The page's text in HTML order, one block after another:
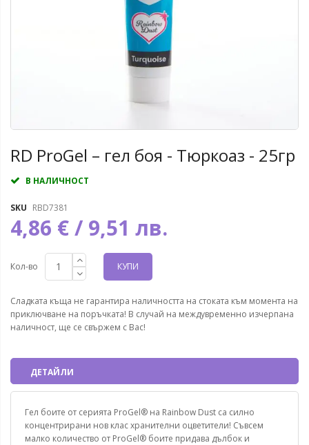
RD ProGel – гел боя - Тюркоаз - 25гр
В НАЛИЧНОСТ
SKU RBD7381
4,86 € / 9,51 лв.
Кол-во КУПИ
Сладката къща не гарантира наличността на стоката към момента на
приключване на поръчката! В случай на междувременно изчерпана
наличност, ще се свържем с Вас!
ДЕТАЙЛИ
Гел боите от серията ProGel® на Rainbow Dust са силно
концентрирани нов клас хранителни оцветители! Съвсем
малко количество от ProGel® боите придава дълбок и